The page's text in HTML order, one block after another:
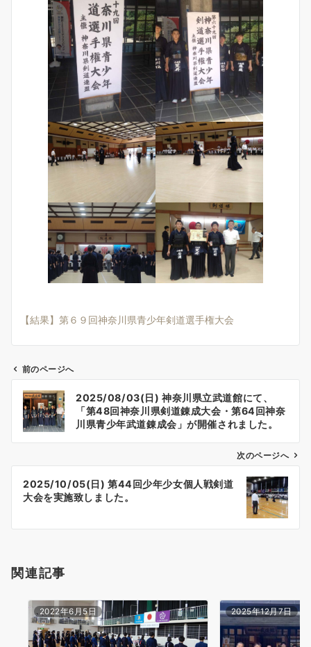
【結果】第６９回神奈川県青少年剣道選手権大会
ビ
ン
前のページへ
2025/08/03(日) 神奈川県立武道館にて、
「第48回神奈川県剣道錬成大会・第64回神奈
川県青少年武道錬成会」が開催されました。
次のページへ
2025/10/05(日) 第44回少年少女個人戦剣道
大会を実施致しました。
関連記事
2022年6月5日 2025年12月7日